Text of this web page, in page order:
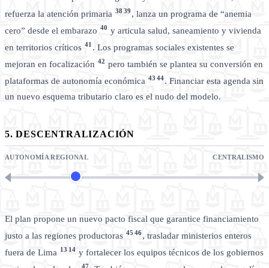
refuerza la atención primaria 38 39 , lanza un programa de “anemia
cero” desde el embarazo 40 y articula salud, saneamiento y vivienda
en territorios críticos 41 . Los programas sociales existentes se
mejoran en focalización 42 pero también se plantea su conversión en
plataformas de autonomía económica 43 44. Financiar esta agenda sin
un nuevo esquema tributario claro es el nudo del modelo.
5. DESCENTRALIZACIÓN
AUTONOMÍA REGIONAL CENTRALISMO
El plan propone un nuevo pacto fiscal que garantice financiamiento
justo a las regiones productoras 45 46, trasladar ministerios enteros
fuera de Lima 13 14 y fortalecer los equipos técnicos de los gobiernos
47